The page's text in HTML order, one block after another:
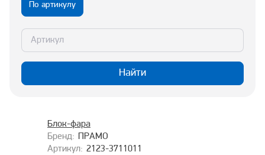
По артикулу
Найти
ПРАМО
2123-3711011
Блок-фара